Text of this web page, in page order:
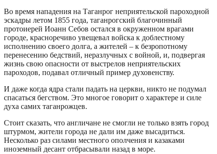
Во время нападения на Таганрог неприятельской пароходной
эскадры летом 1855 года, таганрогский благочинный
протоиерей Иоанн Себов остался в окруженном врагами
городе, красноречиво увещевал войска к доблестному
исполнению своего долга, а жителей – к безропотному
перенесению бедствий, неразлучных с войной, и, подвергая
жизнь свою опасности от выстрелов неприятельских
пароходов, подавал отличный пример духовенству.
И даже когда ядра стали падать на церкви, никто не подумал
спасаться бегством. Это многое говорит о характере и силе
духа самих таганрожцев.
Стоит сказать, что англичане не смогли не только взять город
штурмом, жители города не дали им даже высадиться.
Несколько раз силами местного ополчения и казаками
иноземный десант отбрасывали назад в море.